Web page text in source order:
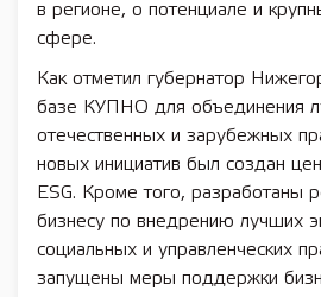
в регионе, о потенциале и
сфере.
Как отметил губернатор
базе КУПНО для объединения
отечественных и зарубежных
новых инициатив был создан
ESG. Кроме того, разработаны
бизнесу по внедрению лучших
социальных и управленческих
запущены меры поддержки